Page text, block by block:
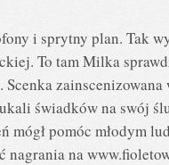
i sprytny plan. Tak
To tam Milka
świadków na swój
pomóc młodym
nagrania na